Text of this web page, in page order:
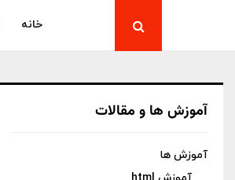
خانه
آموزش ها و مقالات
آموزش ها